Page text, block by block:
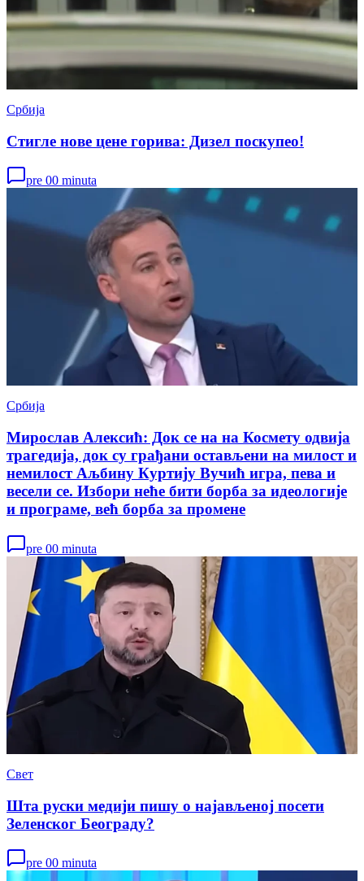
Србија
Стигле нове цене горива: Дизел поскупео!
pre 00 minuta
Србија
Мирослав Алексић: Док се на на Космету одвија
трагедија, док су грађани остављени на милост и
немилост Аљбину Куртију Вучић игра, пева и
весели се. Избори неће бити борба за идеологије
и програме, већ борба за промене
pre 00 minuta
Свет
Шта руски медији пишу о најављеној посети
Зеленског Београду?
pre 00 minuta